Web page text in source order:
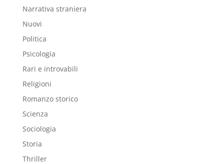
Narrativa straniera
Nuovi
Politica
Psicologia
Rari e introvabili
Religioni
Romanzo storico
Scienza
Sociologia
Storia
Thriller